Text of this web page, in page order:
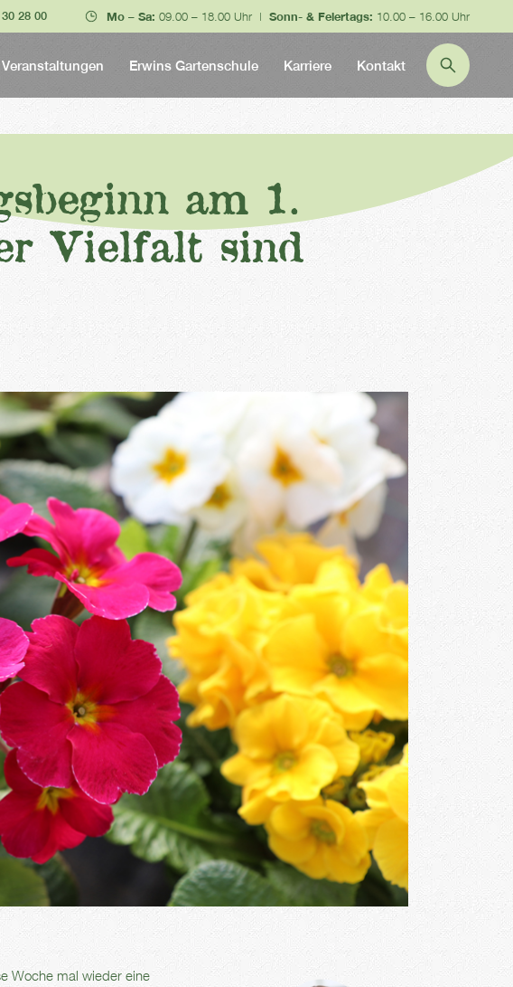
28 00 Mo – Sa: 09.00 – 18.00 Uhr | Sonn- & Feiertags: 10.00 – 16.00 Uhr
Erwins Gartenschule Karriere Kontakt
am 1.
Vielfalt sind
Woche mal wieder eine